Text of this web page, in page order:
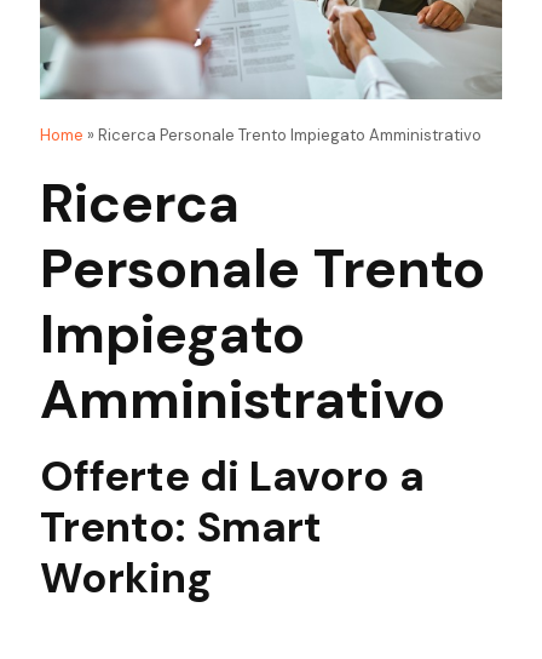
Home »Ricerca Personale Trento Impiegato Amministrativo
Ricerca
Personale Trento
Impiegato
Amministrativo
Offerte di Lavoro a
Trento: Smart
Working